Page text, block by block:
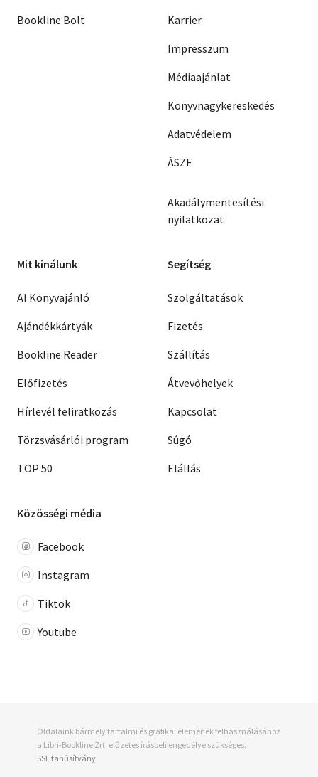
Bookline Bolt
Karrier
Impresszum
Médiaajánlat
Könyvnagykereskedés
Adatvédelem
ÁSZF
Akadálymentesítési
nyilatkozat
Mit kínálunk
AI Könyvajánló
Ajándékkártyák
Bookline Reader
Előfizetés
Hírlevél feliratkozás
Törzsvásárlói program
TOP 50
Segítség
Szolgáltatások
Fizetés
Szállítás
Átvevőhelyek
Kapcsolat
Súgó
Elállás
Közösségi média
Facebook
Instagram
Tiktok
Youtube
Oldalaink bármely tartalmi és grafikai elemének felhasználásához
a Libri-Bookline Zrt. előzetes írásbeli engedélye szükséges.
SSL tanúsítvány